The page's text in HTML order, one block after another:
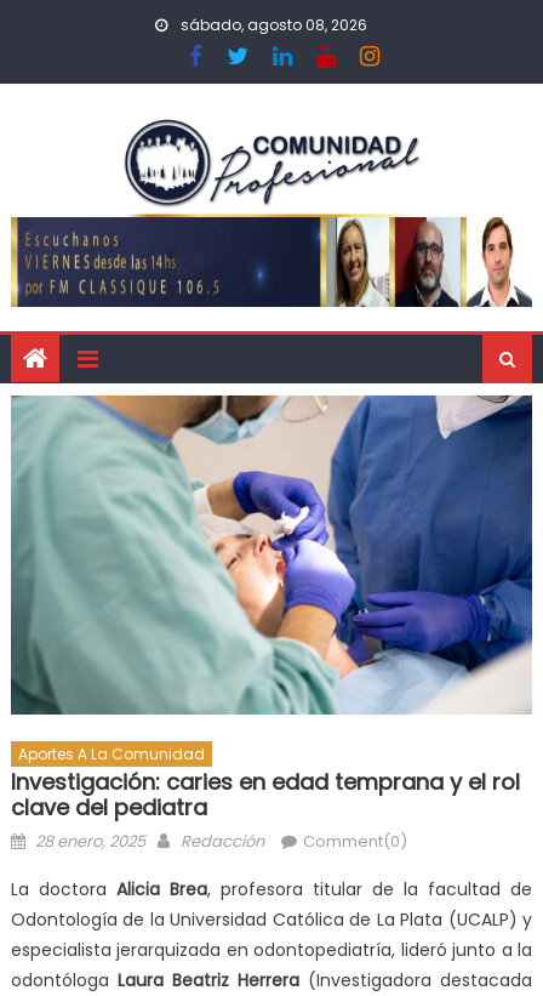
sábado, agosto 08, 2026
Aportes A La Comunidad
Investigación: caries en edad temprana y el rol
clave del pediatra
28 enero, 2025 Redacción Comment(0)
La doctora Alicia Brea, profesora titular de la facultad de
Odontología de la Universidad Católica de La Plata (UCALP) y
especialista jerarquizada en odontopediatría, lideró junto a la
odontóloga Laura Beatriz Herrera (Investigadora destacada